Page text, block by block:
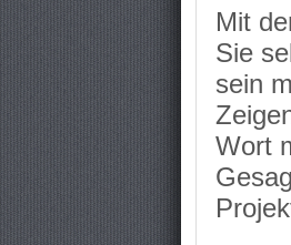
Mit
Sie
sein
Wort